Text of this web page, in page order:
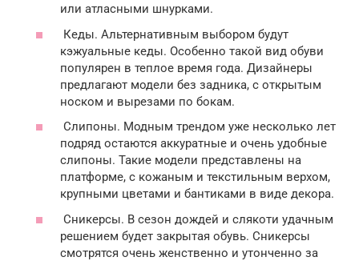
или атласными шнурками.
Кеды. Альтернативным выбором будут
кэжуальные кеды. Особенно такой вид обуви
популярен в теплое время года. Дизайнеры
предлагают модели без задника, с открытым
носком и вырезами по бокам.
Слипоны. Модным трендом уже несколько лет
подряд остаются аккуратные и очень удобные
слипоны. Такие модели представлены на
платформе, с кожаным и текстильным верхом,
крупными цветами и бантиками в виде декора.
Сникерсы. В сезон дождей и слякоти удачным
решением будет закрытая обувь. Сникерсы
смотрятся очень женственно и утонченно за